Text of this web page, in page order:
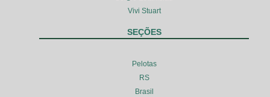
Vivi Stuart
SEÇÕES
Pelotas
RS
Brasil